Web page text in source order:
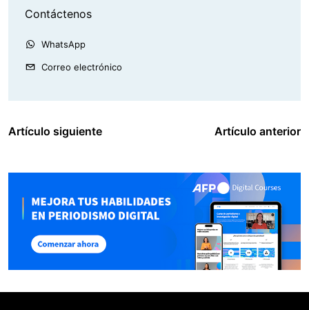
Contáctenos
WhatsApp
Correo electrónico
Artículo siguiente Artículo anterior